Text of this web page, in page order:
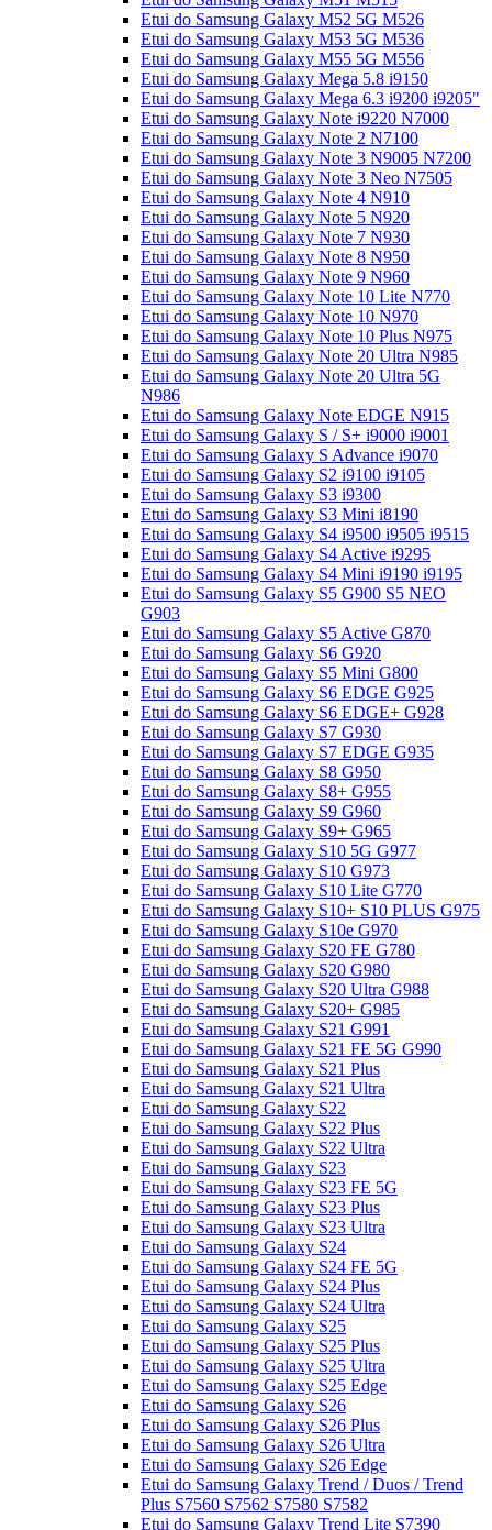
Etui do Samsung Galaxy M52 5G M526
Etui do Samsung Galaxy M53 5G M536
Etui do Samsung Galaxy M55 5G M556
Etui do Samsung Galaxy Mega 5.8 i9150
Etui do Samsung Galaxy Mega 6.3 i9200 i9205"
Etui do Samsung Galaxy Note i9220 N7000
Etui do Samsung Galaxy Note 2 N7100
Etui do Samsung Galaxy Note 3 N9005 N7200
Etui do Samsung Galaxy Note 3 Neo N7505
Etui do Samsung Galaxy Note 4 N910
Etui do Samsung Galaxy Note 5 N920
Etui do Samsung Galaxy Note 7 N930
Etui do Samsung Galaxy Note 8 N950
Etui do Samsung Galaxy Note 9 N960
Etui do Samsung Galaxy Note 10 Lite N770
Etui do Samsung Galaxy Note 10 N970
Etui do Samsung Galaxy Note 10 Plus N975
Etui do Samsung Galaxy Note 20 Ultra N985
Etui do Samsung Galaxy Note 20 Ultra 5G
N986
Etui do Samsung Galaxy Note EDGE N915
Etui do Samsung Galaxy S / S+ i9000 i9001
Etui do Samsung Galaxy S Advance i9070
Etui do Samsung Galaxy S2 i9100 i9105
Etui do Samsung Galaxy S3 i9300
Etui do Samsung Galaxy S3 Mini i8190
Etui do Samsung Galaxy S4 i9500 i9505 i9515
Etui do Samsung Galaxy S4 Active i9295
Etui do Samsung Galaxy S4 Mini i9190 i9195
Etui do Samsung Galaxy S5 G900 S5 NEO
G903
Etui do Samsung Galaxy S5 Active G870
Etui do Samsung Galaxy S6 G920
Etui do Samsung Galaxy S5 Mini G800
Etui do Samsung Galaxy S6 EDGE G925
Etui do Samsung Galaxy S6 EDGE+ G928
Etui do Samsung Galaxy S7 G930
Etui do Samsung Galaxy S7 EDGE G935
Etui do Samsung Galaxy S8 G950
Etui do Samsung Galaxy S8+ G955
Etui do Samsung Galaxy S9 G960
Etui do Samsung Galaxy S9+ G965
Etui do Samsung Galaxy S10 5G G977
Etui do Samsung Galaxy S10 G973
Etui do Samsung Galaxy S10 Lite G770
Etui do Samsung Galaxy S10+ S10 PLUS G975
Etui do Samsung Galaxy S10e G970
Etui do Samsung Galaxy S20 FE G780
Etui do Samsung Galaxy S20 G980
Etui do Samsung Galaxy S20 Ultra G988
Etui do Samsung Galaxy S20+ G985
Etui do Samsung Galaxy S21 G991
Etui do Samsung Galaxy S21 FE 5G G990
Etui do Samsung Galaxy S21 Plus
Etui do Samsung Galaxy S21 Ultra
Etui do Samsung Galaxy S22
Etui do Samsung Galaxy S22 Plus
Etui do Samsung Galaxy S22 Ultra
Etui do Samsung Galaxy S23
Etui do Samsung Galaxy S23 FE 5G
Etui do Samsung Galaxy S23 Plus
Etui do Samsung Galaxy S23 Ultra
Etui do Samsung Galaxy S24
Etui do Samsung Galaxy S24 FE 5G
Etui do Samsung Galaxy S24 Plus
Etui do Samsung Galaxy S24 Ultra
Etui do Samsung Galaxy S25
Etui do Samsung Galaxy S25 Plus
Etui do Samsung Galaxy S25 Ultra
Etui do Samsung Galaxy S25 Edge
Etui do Samsung Galaxy S26
Etui do Samsung Galaxy S26 Plus
Etui do Samsung Galaxy S26 Ultra
Etui do Samsung Galaxy S26 Edge
Etui do Samsung Galaxy Trend / Duos / Trend
Plus S7560 S7562 S7580 S7582
Etui do Samsung Galaxy Trend Lite S7390